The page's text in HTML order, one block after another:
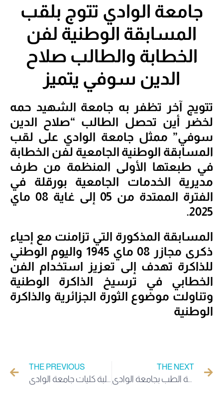
جامعة الوادي تتوج بلقب
المسابقة الوطنية لفن
الخطابة والطالب صلاح
الدين سوفي يتميز
تتويج آخر تظفر به جامعة الشهيد حمه
لخضر أين تحصل الطالب “صلاح الدين
سوفي” ممثل جامعة الوادي على لقب
المسابقة الوطنية الجامعية لفن الخطابة
في طبعتها الأولى المنظمة من طرف
مديرية الخدمات الجامعية بورقلة في
الفترة الممتدة من 05 إلى غاية 08 ماي
2025.
المسابقة المذكورة التي تزامنت مع إحياء
ذكرى مجازر 08 ماي 1945 واليوم الوطني
للذاكرة تهدف إلى تعزيز استخدام الفن
الخطابي في ترسيخ الذاكرة الوطنية
وتناولت موضوع الثورة الجزائرية والذاكرة
الوطنية
THE PREVIOUS THE NEXT
انطلاق امتحانات السداسي الثاني على مستوى كليات وملحقة الطب بجامعة الوادي